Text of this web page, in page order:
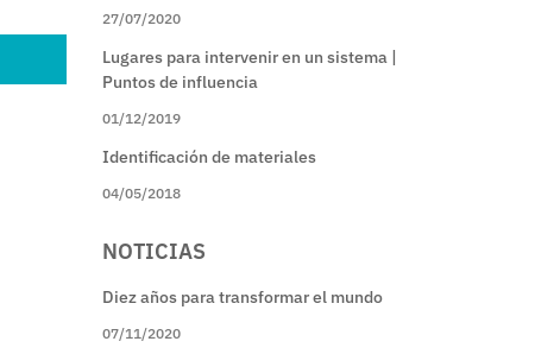
27/07/2020
Lugares para intervenir en un sistema |
Puntos de influencia
01/12/2019
Identificación de materiales
04/05/2018
NOTICIAS
Diez años para transformar el mundo
07/11/2020